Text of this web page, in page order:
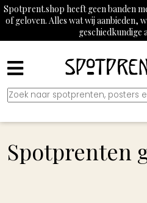
Spotprent.shop heeft geen banden
of geloven. Alles wat wij aanbieden,
geschiedkundige
Spotprenten